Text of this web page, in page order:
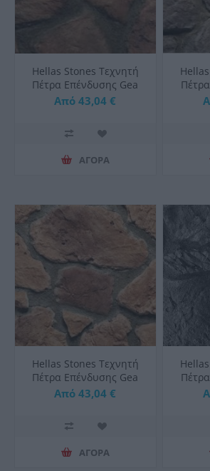
Hellas Stones Τεχνητή
Πέτρα Επένδυσης Gea
Brown & Corner
Από 43,04 €
ΑΓΟΡΑ
Hellas Stones Τεχνητή
Πέτρα Επένδυσης Gea
Sahara & Corner
Από 43,04 €
ΑΓΟΡΑ